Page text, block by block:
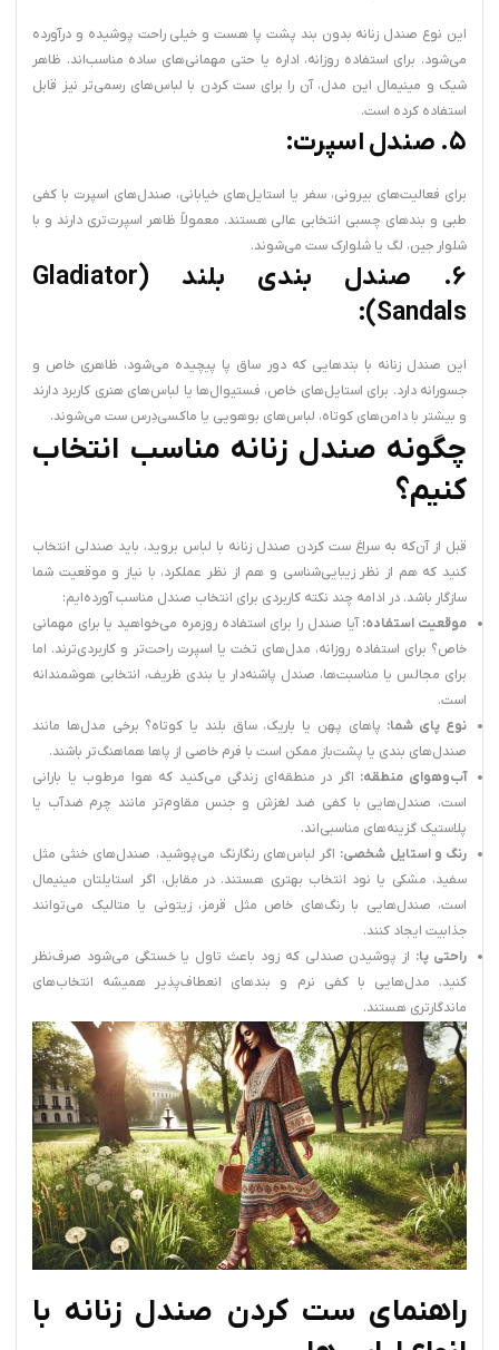
این نوع صندل زنانه بدون بند پشت پا هست و خیلی راحت پوشیده و درآورده
می‌شود. برای استفاده روزانه، اداره یا حتی مهمانی‌های ساده مناسب‌اند. ظاهر
شیک و مینیمال این مدل، آن را برای ست کردن با لباس‌های رسمی‌تر نیز قابل
استفاده کرده است.
۵. صندل اسپرت:
برای فعالیت‌های بیرونی، سفر یا استایل‌های خیابانی، صندل‌های اسپرت با کفی
طبی و بندهای چسبی انتخابی عالی هستند. معمولاً ظاهر اسپرت‌تری دارند و با
شلوار جین، لگ یا شلوارک ست می‌شوند.
۶. صندل بندی بلند (Gladiator
Sandals):
این صندل زنانه با بندهایی که دور ساق پا پیچیده می‌شود، ظاهری خاص و
جسورانه دارد. برای استایل‌های خاص، فستیوال‌ها یا لباس‌های هنری کاربرد دارند
و بیشتر با دامن‌های کوتاه، لباس‌های بوهویی یا ماکسی‌دِرس ست می‌شوند.
چگونه صندل زنانه مناسب انتخاب
کنیم؟
قبل از آن‌که به سراغ ست کردن صندل زنانه با لباس بروید، باید صندلی انتخاب
کنید که هم از نظر زیبایی‌شناسی و هم از نظر عملکرد، با نیاز و موقعیت شما
سازگار باشد. در ادامه چند نکته کاربردی برای انتخاب صندل مناسب آورده‌ایم:
موقعیت استفاده:آیا صندل را برای استفاده روزمره می‌خواهید یا برای مهمانی
خاص؟ برای استفاده روزانه، مدل‌های تخت یا اسپرت راحت‌تر و کاربردی‌ترند. اما
برای مجالس یا مناسبت‌ها، صندل پاشنه‌دار یا بندی ظریف، انتخابی هوشمندانه
است.
نوع پای شما: پاهای پهن یا باریک، ساق بلند یا کوتاه؟ برخی مدل‌ها مانند
صندل‌های بندی یا پشت‌باز ممکن است با فرم خاصی از پاها هماهنگ‌تر باشند.
آب‌وهوای منطقه: اگر در منطقه‌ای زندگی می‌کنید که هوا مرطوب یا بارانی
است، صندل‌هایی با کفی ضد لغزش و جنس مقاوم‌تر مانند چرم ضدآب یا
پلاستیک گزینه‌های مناسبی‌اند.
رنگ و استایل شخصی: اگر لباس‌های رنگارنگ می‌پوشید، صندل‌های خنثی مثل
سفید، مشکی یا نود انتخاب بهتری هستند. در مقابل، اگر استایلتان مینیمال
است، صندل‌هایی با رنگ‌های خاص مثل قرمز، زیتونی یا متالیک می‌توانند
جذابیت ایجاد کنند.
راحتی پا: از پوشیدن صندلی که زود باعث تاول یا خستگی می‌شود صرف‌نظر
کنید. مدل‌هایی با کفی نرم و بندهای انعطاف‌پذیر همیشه انتخاب‌های
ماندگارتری هستند.
راهنمای ست کردن صندل زنانه با